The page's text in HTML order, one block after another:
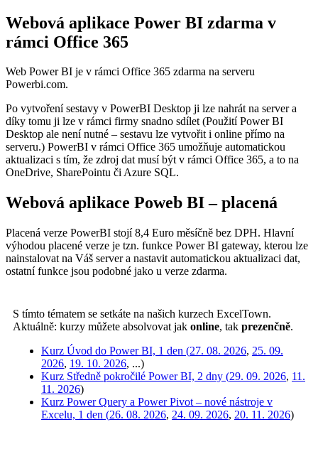
Webová aplikace Power BI zdarma v
rámci Office 365
Web Power BI je v rámci Office 365 zdarma na serveru
Powerbi.com.
Po vytvoření sestavy v PowerBI Desktop ji lze nahrát na server a
díky tomu ji lze v rámci firmy snadno sdílet (Použití Power BI
Desktop ale není nutné – sestavu lze vytvořit i online přímo na
serveru.) PowerBI v rámci Office 365 umožňuje automatickou
aktualizaci s tím, že zdroj dat musí být v rámci Office 365, a to na
OneDrive, SharePointu či Azure SQL.
Webová aplikace Poweb BI – placená
Placená verze PowerBI stojí 8,4 Euro měsíčně bez DPH. Hlavní
výhodou placené verze je tzn. funkce Power BI gateway, kterou lze
nainstalovat na Váš server a nastavit automatickou aktualizaci dat,
ostatní funkce jsou podobné jako u verze zdarma.
S tímto tématem se setkáte na našich kurzech ExcelTown.
Aktuálně: kurzy můžete absolvovat jak online, tak prezenčně.
Kurz Úvod do Power BI, 1 den (27. 08. 2026, 25. 09.
2026, 19. 10. 2026, ...)
Kurz Středně pokročilé Power BI, 2 dny (29. 09. 2026, 11.
11. 2026)
Kurz Power Query a Power Pivot – nové nástroje v
Excelu, 1 den (26. 08. 2026, 24. 09. 2026, 20. 11. 2026)